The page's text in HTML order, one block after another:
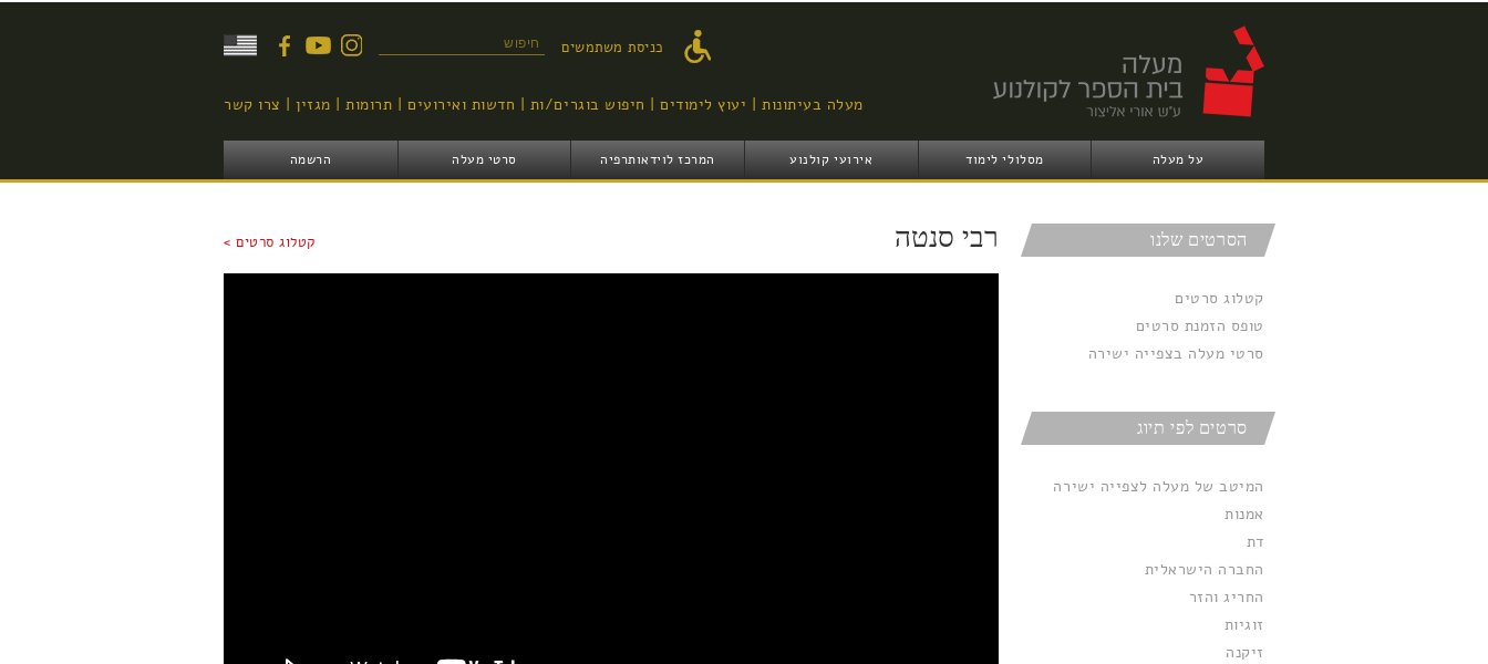
העיקרי
טופס חיפוש כניסת משתמשים
מעלה בעיתונות יעוץ לימודים חיפוש בוגרים/ות חדשות ואירועים תרומות מגזין צרו קשר
על מעלה מסלולי לימוד אירועי קולנוע המרכז לוידאותרפיה סרטי מעלה הרשמה
הסרטים שלנו
קטלוג סרטים
טופס הזמנת סרטים
סרטי מעלה בצפייה ישירה
סרטים לפי תיוג
המיטב של מעלה לצפייה ישירה
אמנות
דת
החברה הישראלית
החריג והזר
זוגיות
זיקנה
רבי סנטה קטלוג סרטים >